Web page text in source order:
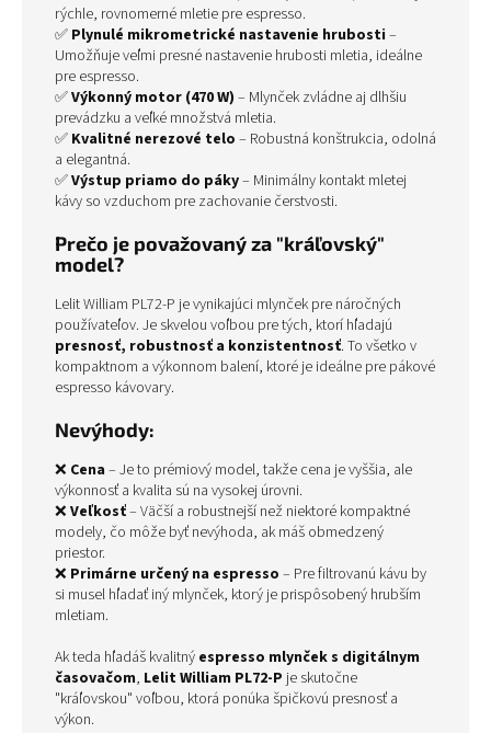
rýchle, rovnomerné mletie pre espresso.
✅ Plynulé mikrometrické nastavenie hrubosti –
Umožňuje veľmi presné nastavenie hrubosti mletia, ideálne
pre espresso.
✅Výkonný motor (470 W) – Mlynček zvládne aj dlhšiu
prevádzku a veľké množstvá mletia.
✅ Kvalitné nerezové telo – Robustná konštrukcia, odolná
a elegantná.
✅Výstup priamo do páky– Minimálny kontakt mletej
kávy so vzduchom pre zachovanie čerstvosti.
Prečo je považovaný za "kráľovský"
model?
Lelit William PL72-P je vynikajúci mlynček pre náročných
používateľov. Je skvelou voľbou pre tých, ktorí hľadajú
presnosť, robustnosť a konzistentnosť. To všetko v
kompaktnom a výkonnom balení, ktoré je ideálne pre pákové
espresso kávovary.
Nevýhody:
❌ Cena – Je to prémiový model, takže cena je vyššia, ale
výkonnosť a kvalita sú na vysokej úrovni.
❌ Veľkosť– Väčší a robustnejší než niektoré kompaktné
modely, čo môže byť nevýhoda, ak máš obmedzený
priestor.
❌ Primárne určený na espresso – Pre filtrovanú kávu by
si musel hľadať iný mlynček, ktorý je prispôsobený hrubším
mletiam.
Ak teda hľadáš kvalitný espresso mlynček s digitálnym
časovačom, Lelit William PL72-P je skutočne
"kráľovskou" voľbou, ktorá ponúka špičkovú presnosť a
výkon.